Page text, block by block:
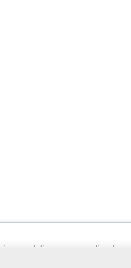
deliver personalized